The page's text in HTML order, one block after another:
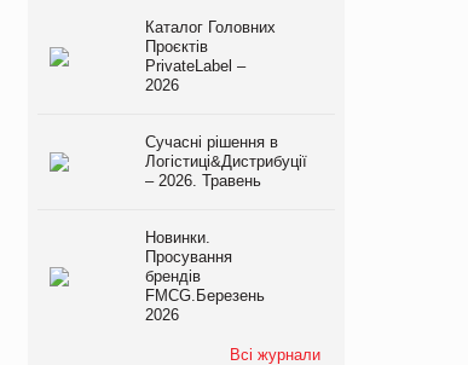
EVA.UA запустила
кампанію «Хто б знав» про
асортимент, якого покупці
збиток у першому півріччі
Каталог Головних
Проєктів
PrivateLabel –
2026
Сучасні рішення в
Логістиці&Дистрибуції
– 2026. Травень
Новинки.
Просування
брендів
FMCG.Березень
2026
Всі журнали